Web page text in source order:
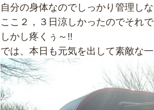
自分の身体なのでしっかり管理し
ここ２，３日涼しかったのでそれで
しかし疼くぅ～!!
では、本日も元気を出して素敵な